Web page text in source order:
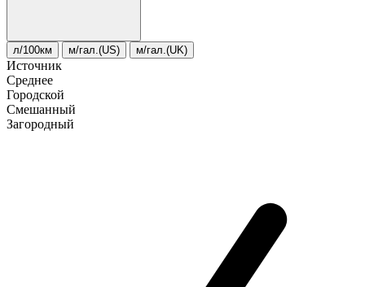
л/100км м/гал.(US) м/гал.(UK)
Источник
Среднее
Городской
Смешанный
Загородный